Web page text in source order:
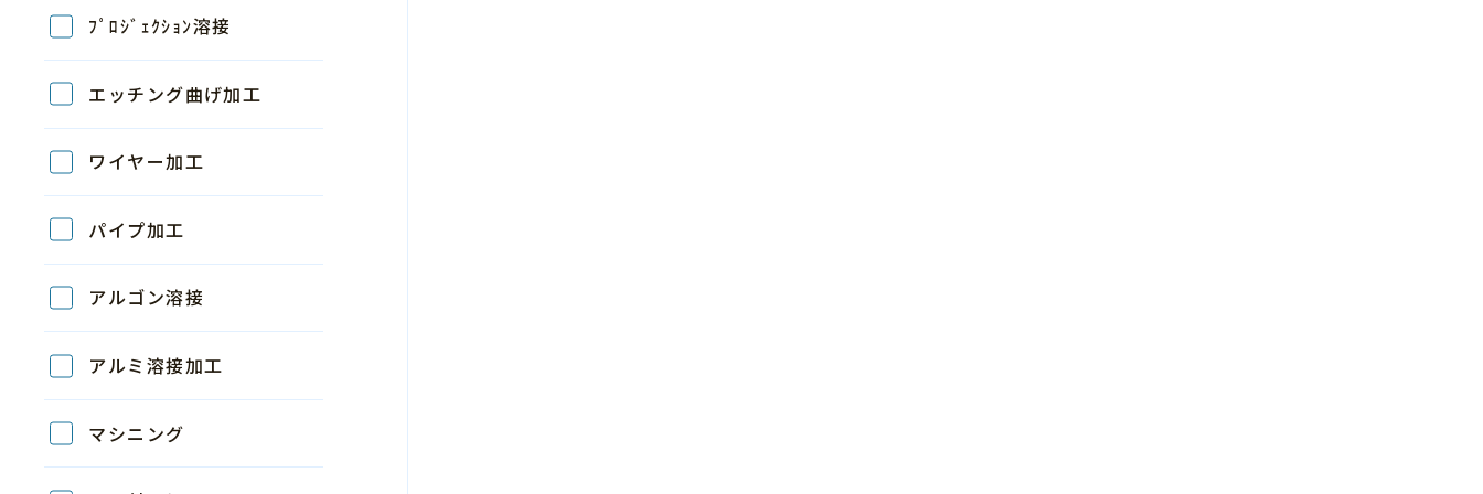
ﾌﾟﾛｼﾞｪｸｼｮﾝ溶接
エッチング曲げ加工
ワイヤー加工
パイプ加工
アルゴン溶接
アルミ溶接加工
マシニング